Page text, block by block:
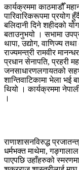
कार्यक्रममा काठमाडौँ
पारिवारिकरूपमा प्रयोग
बलिदानी दिने शहीदको
बताउनुभयो । सभामा
थापा, उद्योग, वाणिज्य
राज्यमन्त्री रामवीर
प्रधान सेनापति, प्रहरी
जनसाधारणलगायतको
शान्तिवाटिकामा भेला भई
थियो । कार्यक्रममा
।
राणाशासनविरुद्ध
धर्मभक्त माथेमा,
पाएपछि उहाँहरुको